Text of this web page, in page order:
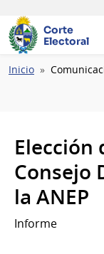
Corte
Electoral
Ruta
Inicio
Elección
Consejo
la ANEP
Informe